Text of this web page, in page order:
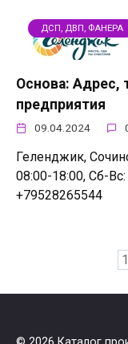
ДСП, ДВП, ФАНЕРА
Основа: Адрес,
предприятия
09.04.2024
Геленджик,
08:00-18:00, Сб-
+79528265544
1